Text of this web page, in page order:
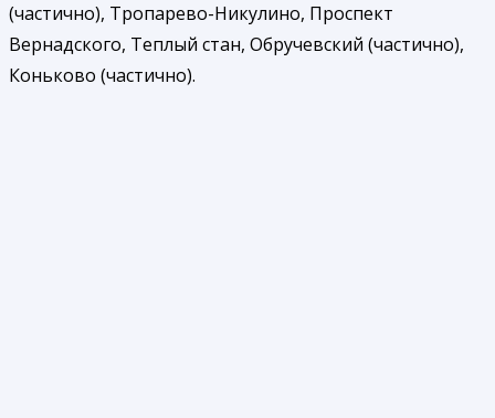
(частично), Тропарево-Никулино, Проспект
Вернадского, Теплый стан, Обручевский (частично),
Коньково (частично).